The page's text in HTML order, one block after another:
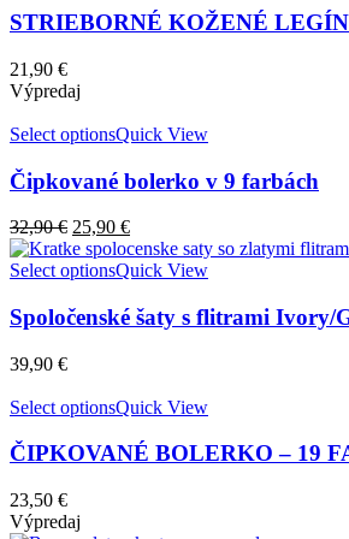
STRIEBORNÉ KOŽENÉ
21,90 €
Výpredaj
Select optionsQuick View
Čipkované bolerko v 9 farbách
32,90€ 25,90 €
Select optionsQuick View
Spoločenské šaty s flitrami Ivory/
39,90 €
Select optionsQuick View
ČIPKOVANÉ BOLERKO – 19
23,50 €
Výpredaj